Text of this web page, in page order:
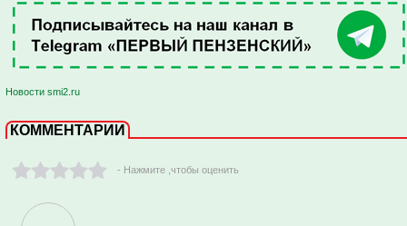
Новости smi2.ru
КОММЕНТАРИИ
- Нажмите ,чтобы оценить